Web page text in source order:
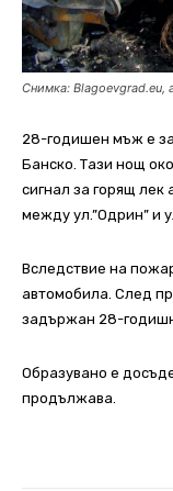
Снимка: Blagoevgrad.eu,
28-годишен мъж е
Банско. Тази нощ
сигнал за горящ лек
между ул.”Одрин” и
Вследствие на
автомобила. След
задържан 28-
Образувано е
продължава.